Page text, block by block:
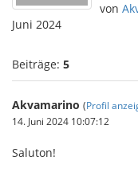
von
Juni 2024
Beiträge: 5
Akvamarino (Profil
14. Juni 2024 10:07:12
Saluton!